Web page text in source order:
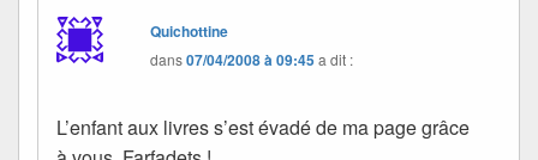
Quichottine
dans07/04/2008 à 09:45a dit :
L’enfant aux livres s’est évadé de ma page grâce